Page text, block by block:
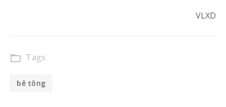
VLXD
folder_open Tags
bê tông